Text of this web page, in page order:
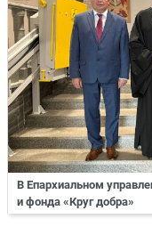
В Епархиальном
и фонда «Круг добра»